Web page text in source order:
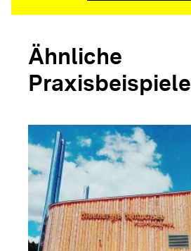
Ähnliche
Praxisbeispiele